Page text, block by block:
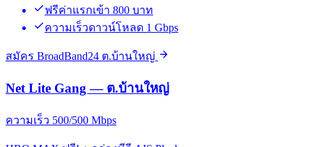
ฟรีค่าแรกเข้า 800 บาท
ความเร็วดาวน์โหลด 1 Gbps
สมัคร BroadBand24 ต.บ้านใหญ่
Net Lite Gang — ต.บ้านใหญ่
ความเร็ว 500/500 Mbps